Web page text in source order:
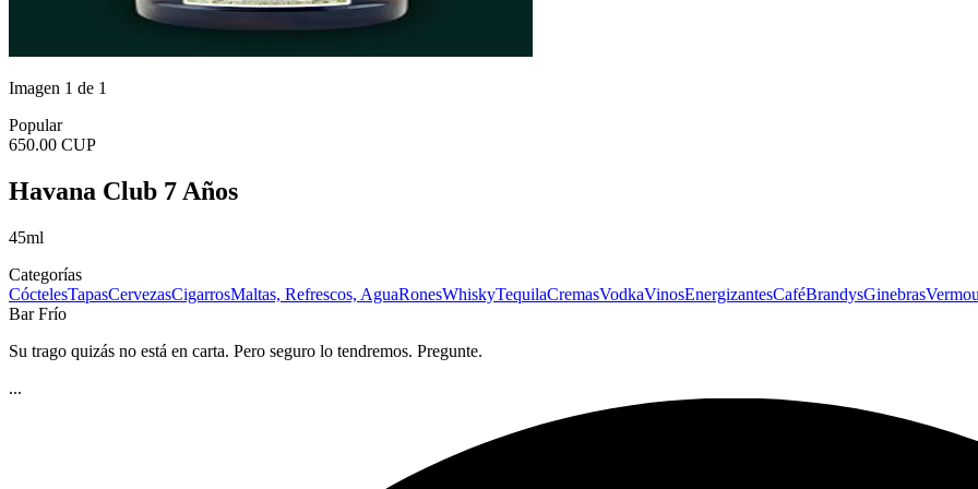
Imagen 1 de 1
Popular
650.00 CUP
Havana Club 7 Años
45ml
Categorías
CóctelesTapasCervezasCigarrosMaltas, Refrescos, AguaRonesWhiskyTequilaCremasVodkaVinosEnergizantesCaféBrandysGinebras
Bar Frío
Su trago quizás no está en carta. Pero seguro lo tendremos. Pregunte.
...